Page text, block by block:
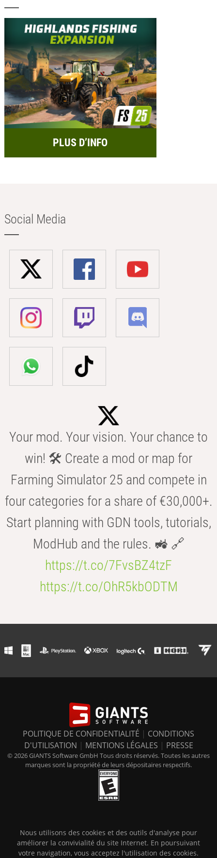
PLUS D’INFO
Social Media
Your mod. Your vision. Your chance to
win! 🛠️ Create a mod or map for
Farming Simulator 25 and compete in
four categories for a share of €30,000+.
Start planning with GDN tools, tutorials,
ModHub and the rules. 🚜 🔗
https://t.co/7FvsBZ4tzF
https://t.co/OhR5kbODTM
POLITIQUE DE CONFIDENTIALITÉ | CONDITIONS
D'UTILISATION | MENTIONS LÉGALES | PRESSE
© 2026 GIANTS Software GmbH Tous droits réservés. Toutes les autres
marques sont la propriété de leurs dépositaires respectifs.
Nous utilisons des cookies et des outils d'analyse pour
améliorer la convivialité du site Internet. En poursuivant
votre navigation, vous acceptez l'utilisation des cookies.